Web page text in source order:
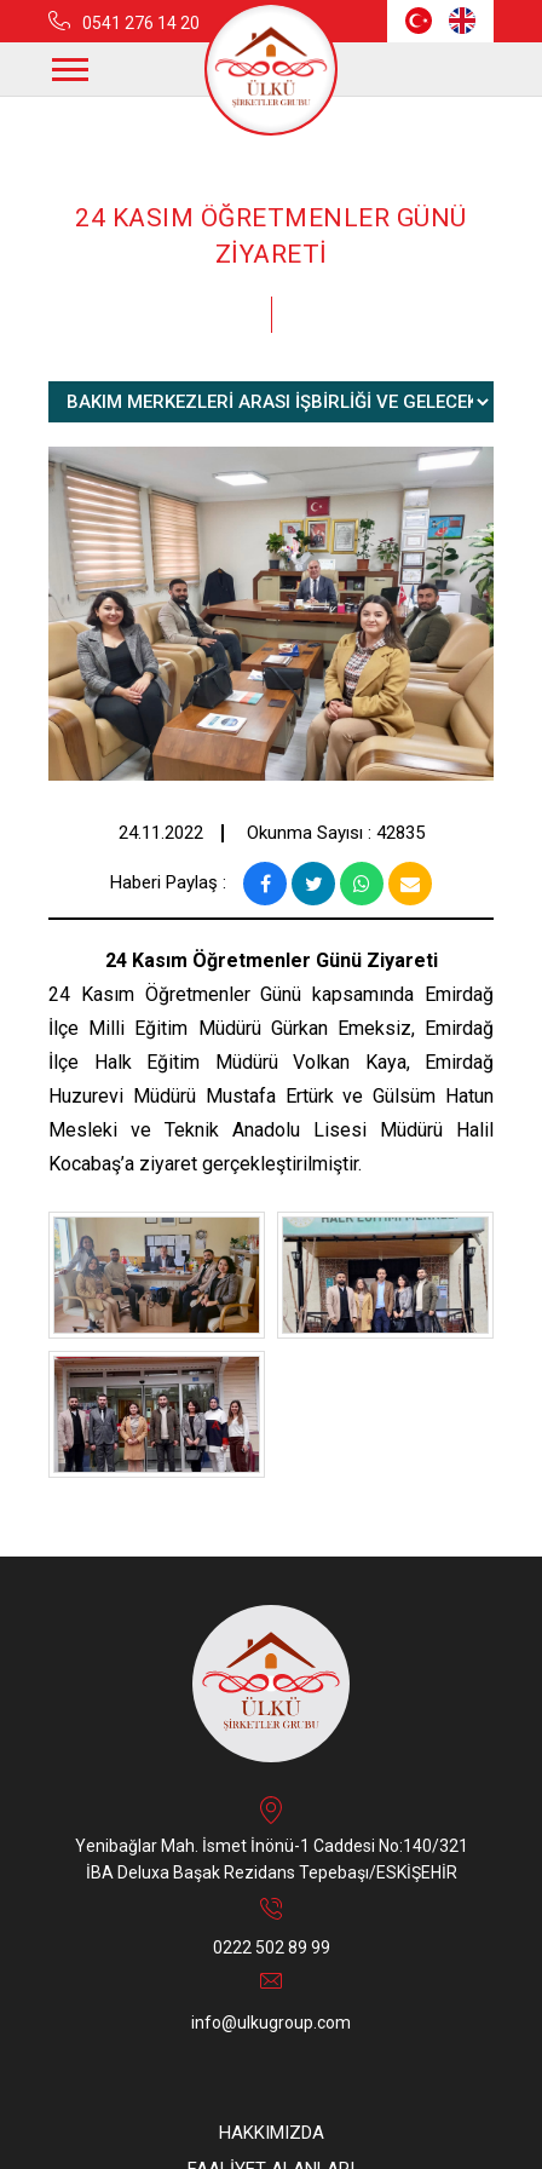
0541 276 14 20
Anasayfa
Haberler
24 KASIM ÖĞRETMENLER GÜNÜ
ZİYARETİ
24.11.2022 Okunma Sayısı : 42835
Haberi Paylaş :
24 Kasım Öğretmenler Günü Ziyareti
24 Kasım Öğretmenler Günü kapsamında Emirdağ
İlçe Milli Eğitim Müdürü Gürkan Emeksiz, Emirdağ
İlçe Halk Eğitim Müdürü Volkan Kaya, Emirdağ
Huzurevi Müdürü Mustafa Ertürk ve Gülsüm Hatun
Mesleki ve Teknik Anadolu Lisesi Müdürü Halil
Kocabaş’a ziyaret gerçekleştirilmiştir.
Yenibağlar Mah. İsmet İnönü-1 Caddesi No:140/321
İBA Deluxa Başak Rezidans Tepebaşı/ESKİŞEHİR
0222 502 89 99
info@ulkugroup.com
HAKKIMIZDA